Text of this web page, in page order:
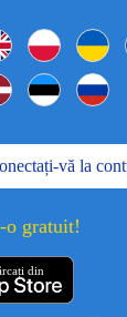
vă la
o gratuit!
din